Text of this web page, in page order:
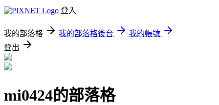
登入
我的部落格 我的部落格後台
我的帳號
登出
mi0424的部落格